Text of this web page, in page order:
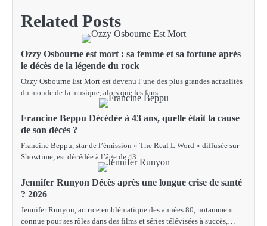
Related Posts
Ozzy Osbourne est mort : sa femme et sa fortune après
le décès de la légende du rock
Ozzy Osbourne Est Mort est devenu l’une des plus grandes actualités
du monde de la musique, alors que les fans…
Francine Beppu Décédée à 43 ans, quelle était la cause
de son décès ?
Francine Beppu, star de l’émission « The Real L Word » diffusée sur
Showtime, est décédée à l’âge de 43…
Jennifer Runyon Décès après une longue crise de santé
? 2026
Jennifer Runyon, actrice emblématique des années 80, notamment
connue pour ses rôles dans des films et séries télévisées à succès,…